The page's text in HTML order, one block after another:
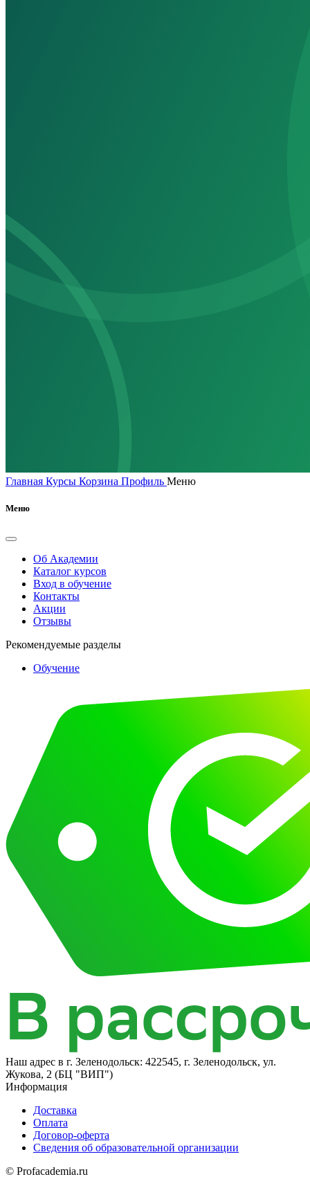
Главная Курсы Корзина Профиль Меню
Меню
Об Академии
Каталог курсов
Вход в обучение
Контакты
Акции
Отзывы
Рекомендуемые разделы
Обучение
Наш адрес в г. Зеленодольск: 422545, г. Зеленодольск, ул.
Жукова, 2 (БЦ "ВИП")
Информация
Доставка
Оплата
Договор-оферта
Сведения об образовательной организации
© Profacademia.ru